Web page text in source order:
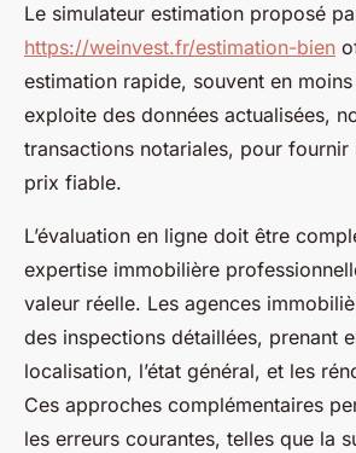
Le simulateur estimation proposé
https://weinvest.fr/estimation-bien
estimation rapide, souvent en
exploite des données actualisées,
transactions notariales, pour
prix fiable.
L’évaluation en ligne doit être
expertise immobilière
valeur réelle. Les agences
des inspections détaillées, prenant
localisation, l’état général, et les
Ces approches complémentaires
les erreurs courantes, telles que la